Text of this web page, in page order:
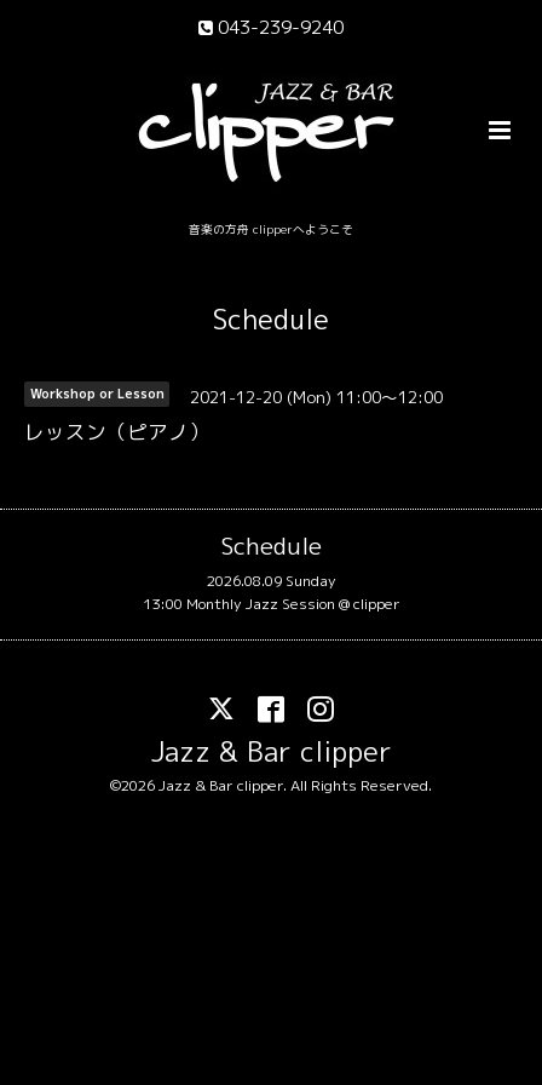
043-239-9240
音楽の方舟 clipperへようこそ
Schedule
Workshop or Lesson 2021-12-20 (Mon) 11:00～12:00
レッスン（ピアノ）
Schedule
2026.08.09 Sunday
13:00 Monthly Jazz Session @ clipper
Jazz & Bar clipper
©2026Jazz & Bar clipper. All Rights Reserved.